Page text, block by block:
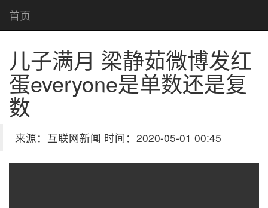
首页
儿子满月 梁静茹微博发红
蛋everyone是单数还是复
数
来源：互联网新闻 时间：2020-05-01 00:45